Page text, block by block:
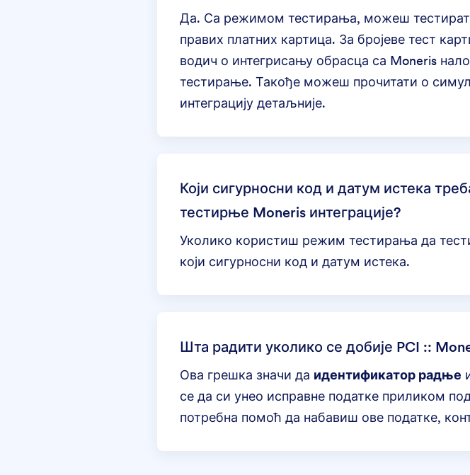
Да. Са режимом тестирања, можеш
правих платних картица. За бројеве тест
водич о интегрисању обрасца са Moneris
тестирање. Такође можеш прочитати о
интеграцију детаљније.
Који сигурносни код и датум истека
тестирње Moneris интеграције?
Уколико користиш режим тестирања да
који сигурносни код и датум истека.
Шта радити уколико се добије PCI ::
Ова грешка значи да идентификатор радње
се да си унео исправне податке приликом
потребна помоћ да набавиш ове податке,